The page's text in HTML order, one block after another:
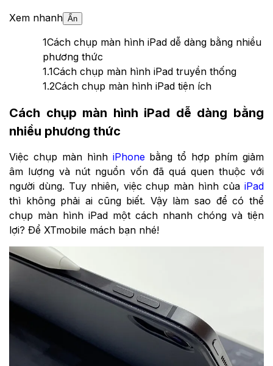
Xem nhanh Ẩn
1Cách chụp màn hình iPad dễ dàng bằng nhiều
phương thức
1.1Cách chụp màn hình iPad truyền thống
1.2Cách chụp màn hình iPad tiện ích
Cách chụp màn hình iPad dễ dàng bằng
nhiều phương thức
Việc chụp màn hình iPhonebằng tổ hợp phím giảm
âm lượng và nút nguồn vốn đã quá quen thuộc với
người dùng. Tuy nhiên, việc chụp màn hình của iPad
thì không phải ai cũng biết. Vậy làm sao để có thể
chụp màn hình iPad một cách nhanh chóng và tiện
lợi? Để XTmobile mách bạn nhé!